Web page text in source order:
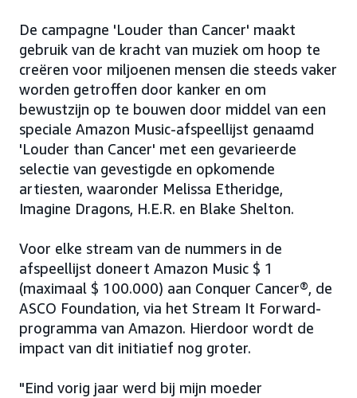
De campagne 'Louder than Cancer' maakt
gebruik van de kracht van muziek om hoop te
creëren voor miljoenen mensen die steeds vaker
worden getroffen door kanker en om
bewustzijn op te bouwen door middel van een
speciale Amazon Music-afspeellijst genaamd
'Louder than Cancer' met een gevarieerde
selectie van gevestigde en opkomende
artiesten, waaronder Melissa Etheridge,
Imagine Dragons, H.E.R. en Blake Shelton.
Voor elke stream van de nummers in de
afspeellijst doneert Amazon Music $ 1
(maximaal $ 100.000) aan Conquer Cancer®, de
ASCO Foundation, via het Stream It Forward-
programma van Amazon. Hierdoor wordt de
impact van dit initiatief nog groter.
"Eind vorig jaar werd bij mijn moeder